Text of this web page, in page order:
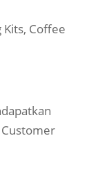
Coffee